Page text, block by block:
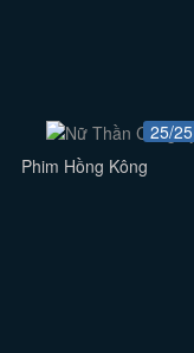
25/25
Phim Hồng Kông